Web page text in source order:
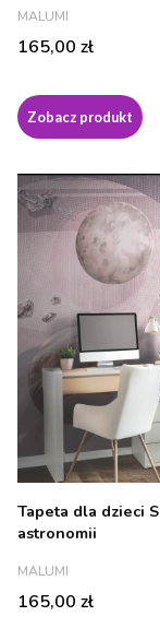
PRODUCENT
MALUMI
Cena
165,00 zł
Zobacz produkt
Tapeta dla dzieci
astronomii
PRODUCENT
MALUMI
Cena
165,00 zł